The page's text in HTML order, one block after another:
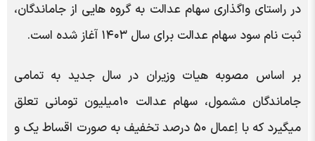
در راستای واگذاری سهام عدالت به گروه هایی از جاماندگان،
ثبت نام سود سهام عدالت برای سال ۱۴۰۳ آغاز شده است.
بر اساس مصوبه هیات وزیران در سال جدید به تمامی
جاماندگان مشمول، سهام عدالت ۱۰‌میلیون تومانی تعلق
میگیرد که با اِعمال ۵۰ درصد تخفیف به صورت اقساط یک و